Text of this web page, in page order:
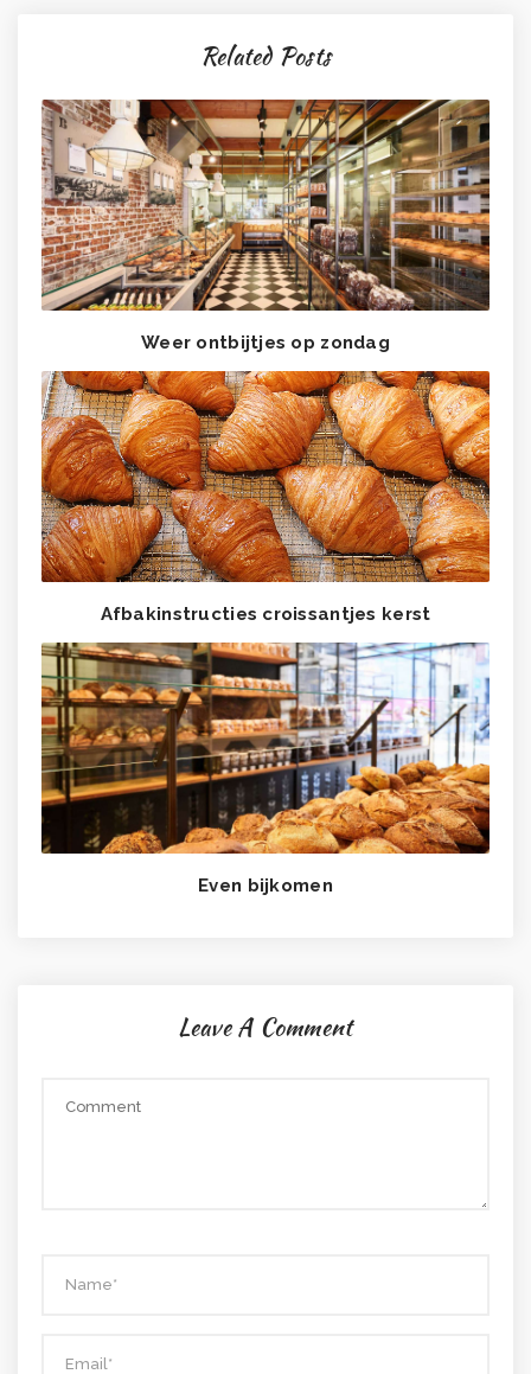
Related Posts
Weer ontbijtjes op zondag
Afbakinstructies croissantjes kerst
Even bijkomen
Leave A Comment